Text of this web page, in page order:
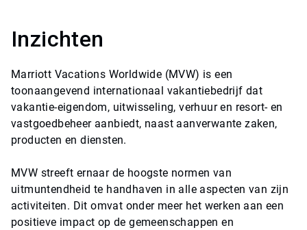
Inzichten
Marriott Vacations Worldwide (MVW) is een
toonaangevend internationaal vakantiebedrijf dat
vakantie-eigendom, uitwisseling, verhuur en resort- en
vastgoedbeheer aanbiedt, naast aanverwante zaken,
producten en diensten.
MVW streeft ernaar de hoogste normen van
uitmuntendheid te handhaven in alle aspecten van zijn
activiteiten. Dit omvat onder meer het werken aan een
positieve impact op de gemeenschappen en